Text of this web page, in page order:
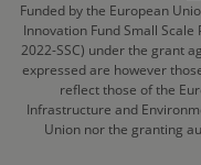
Funded by the European
Innovation Fund Small
2022-SSC) under the grant
expressed are however
reflect those of the
Infrastructure and
Union nor the granting